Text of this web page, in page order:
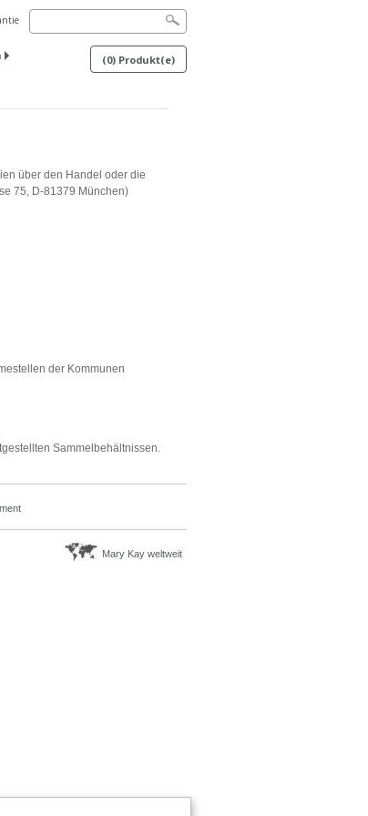
(0) Produkt(e)
über den Handel oder die
75, D-81379 München)
der Kommunen
Sammelbehältnissen.
Mary Kay weltweit